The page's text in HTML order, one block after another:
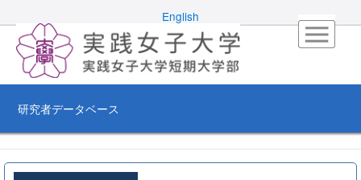
English
研究者データベース